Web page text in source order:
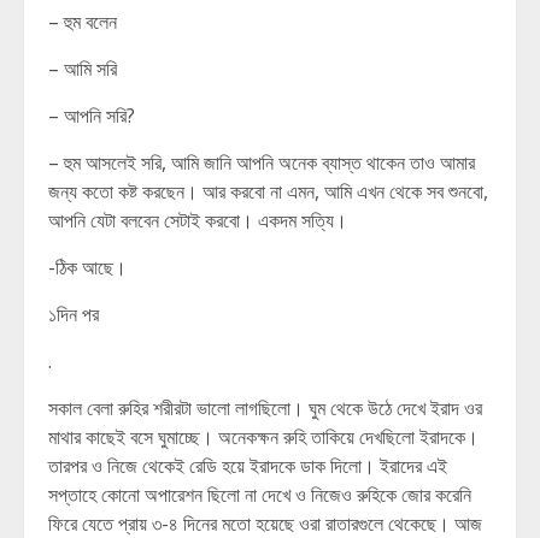
– হুম বলেন
– আমি সরি
– আপনি সরি?
– হুম আসলেই সরি, আমি জানি আপনি অনেক ব্যাস্ত থাকেন তাও আমার
জন্য কতো কষ্ট করছেন। আর করবো না এমন, আমি এখন থেকে সব শুনবো,
আপনি যেটা বলবেন সেটাই করবো। একদম সত্যি।
-ঠিক আছে।
১দিন পর
.
সকাল বেলা রুহির শরীরটা ভালো লাগছিলো। ঘুম থেকে উঠে দেখে ইরাদ ওর
মাথার কাছেই বসে ঘুমাচ্ছে। অনেকক্ষন রুহি তাকিয়ে দেখছিলো ইরাদকে।
তারপর ও নিজে থেকেই রেডি হয়ে ইরাদকে ডাক দিলো। ইরাদের এই
সপ্তাহে কোনো অপারেশন ছিলো না দেখে ও নিজেও রুহিকে জোর করেনি
ফিরে যেতে প্রায় ৩-৪ দিনের মতো হয়েছে ওরা রাতারগুলে থেকেছে। আজ